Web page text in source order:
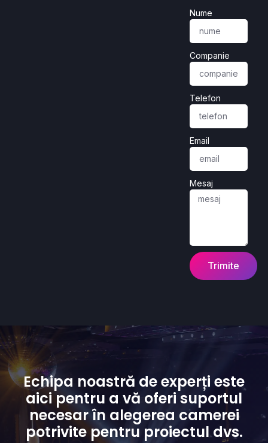
Nume
Companie
Telefon
Email
Mesaj
Trimite
Echipa noastră de experți este
aici pentru a vă oferi suportul
necesar în alegerea camerei
potrivite pentru proiectul dvs.